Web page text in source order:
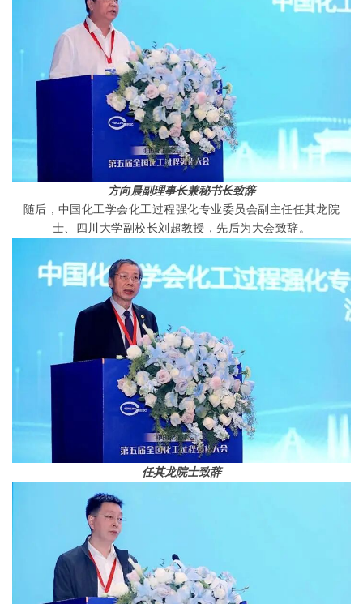
方向晨副理事长兼秘书长致辞
随后，中国化工学会化工过程强化专业委员会副主任任其龙院
士、四川大学副校长刘超教授，先后为大会致辞 。
任其龙院士致辞